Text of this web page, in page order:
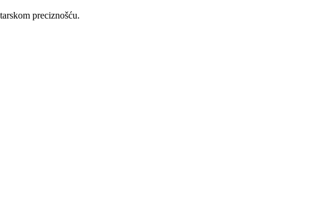
preciznošću.